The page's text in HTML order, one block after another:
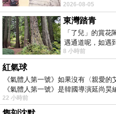
真的。詮釋的情
2026-08-05
東灣踏青
「了兒」的賞
遇通道呢，如遇
細賞。
8 小時前
紅氣球
《氣體人第一號》如果沒有〈親愛的
《氣體人第一號》是韓國導演延尚
22 小時前